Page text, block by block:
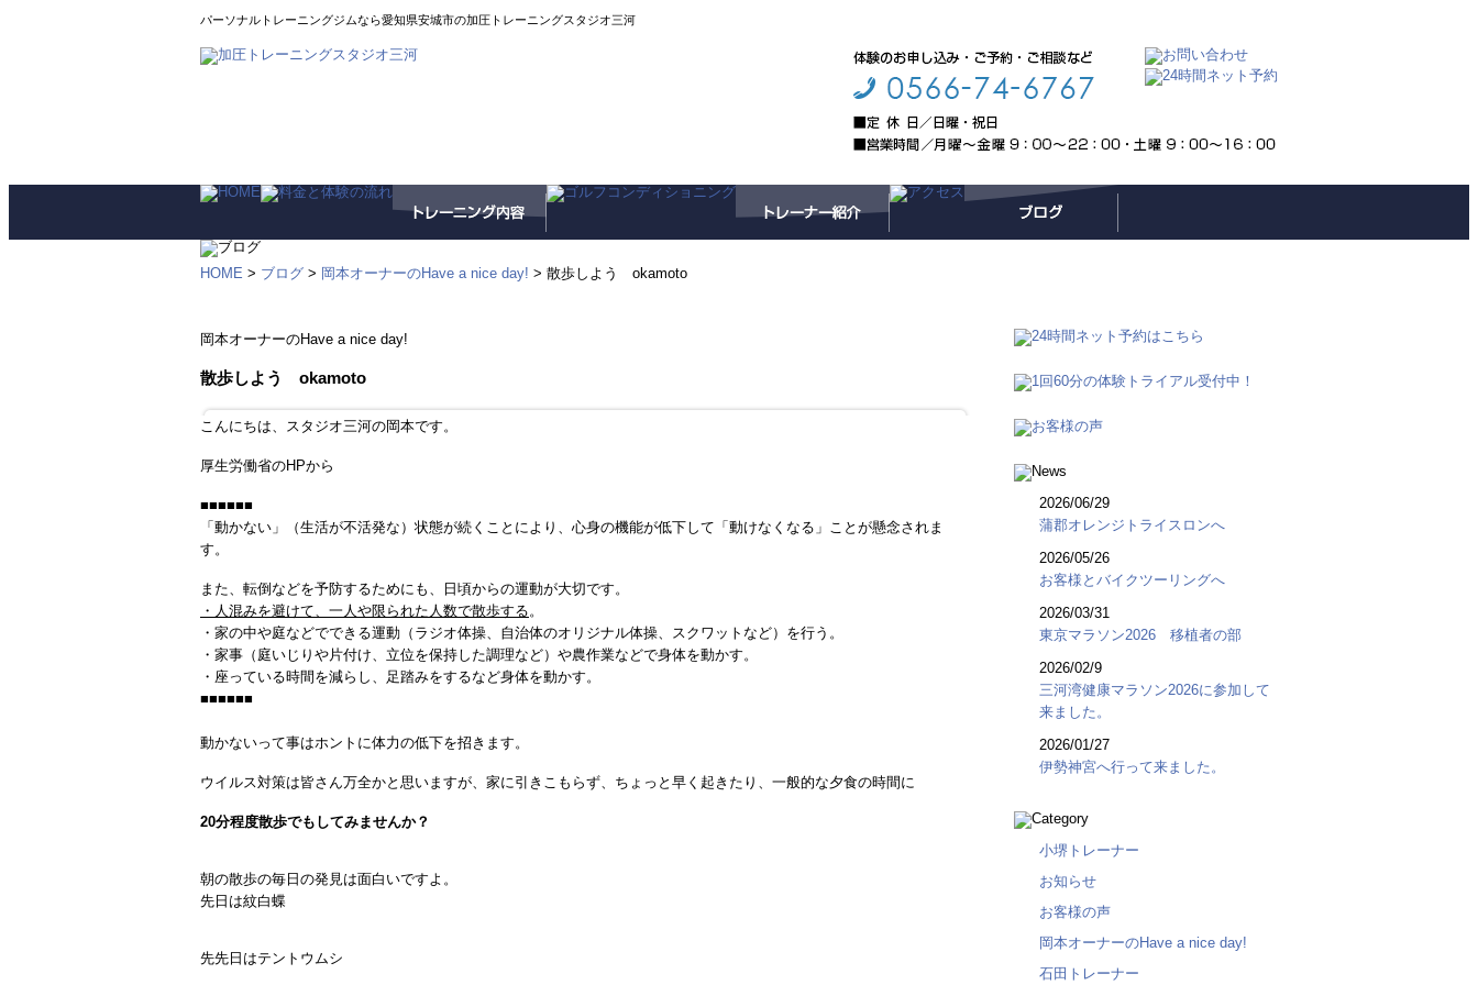
パーソナルトレーニングジムなら愛知県安城市の加圧トレーニングスタジオ三河
HOME > ブログ > 岡本オーナーのHave a nice day! > 散歩しよう okamoto
岡本オーナーのHave a nice day!
散歩しよう okamoto
こんにちは、スタジオ三河の岡本です。
厚生労働省のHPから
■■■■■■
「動かない」（生活が不活発な）状態が続くことにより、心身の機能が低下して「動けなくなる」ことが懸念されま
す。
また、転倒などを予防するためにも、日頃からの運動が大切です。
・人混みを避けて、一人や限られた人数で散歩する。
・家の中や庭などでできる運動（ラジオ体操、自治体のオリジナル体操、スクワットなど）を行う。
・家事（庭いじりや片付け、立位を保持した調理など）や農作業などで身体を動かす。
・座っている時間を減らし、足踏みをするなど身体を動かす。
■■■■■■
動かないって事はホントに体力の低下を招きます。
ウイルス対策は皆さん万全かと思いますが、家に引きこもらず、ちょっと早く起きたり、一般的な夕食の時間に
20分程度散歩でもしてみませんか？
朝の散歩の毎日の発見は面白いですよ。
先日は紋白蝶
先先日はテントウムシ
2026/06/29
蒲郡オレンジトライスロンへ
2026/05/26
お客様とバイクツーリングへ
2026/03/31
東京マラソン2026 移植者の部
2026/02/9
三河湾健康マラソン2026に参加して
来ました。
2026/01/27
伊勢神宮へ行って来ました。
小堺トレーナー
お知らせ
お客様の声
岡本オーナーのHave a nice day!
石田トレーナー